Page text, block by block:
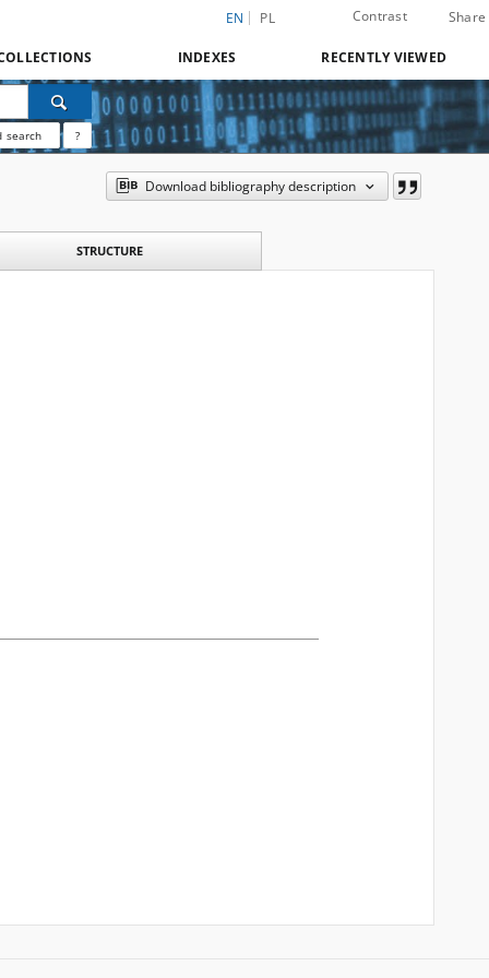
EN PL Contrast Share
INDEXES RECENTLY VIEWED
search ?
Download bibliography description
STRUCTURE